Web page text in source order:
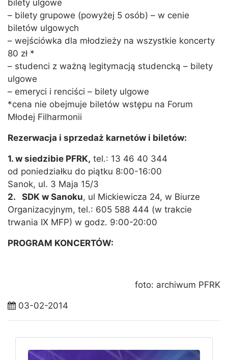
bilety ulgowe
– bilety grupowe (powyżej 5 osób) – w cenie
biletów ulgowych
– wejściówka dla młodzieży na wszystkie koncerty
80 zł *
– studenci z ważną legitymacją studencką – bilety
ulgowe
– emeryci i renciści – bilety ulgowe
*cena nie obejmuje biletów wstępu na Forum
Młodej Filharmonii
Rezerwacja i sprzedaż karnetów i biletów:
1. w siedzibie PFRK, tel.: 13 46 40 344
od poniedziałku do piątku 8:00-16:00
Sanok, ul. 3 Maja 15/3
2. SDK w Sanoku, ul Mickiewicza 24, w Biurze
Organizacyjnym, tel.: 605 588 444 (w trakcie
trwania IX MFP) w godz. 9:00-20:00
PROGRAM KONCERTÓW:
foto: archiwum PFRK
03-02-2014